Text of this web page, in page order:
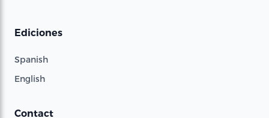
Ediciones
Spanish
English
Contact